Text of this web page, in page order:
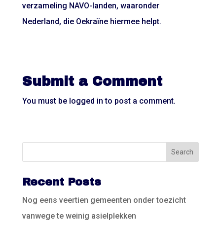
verzameling NAVO-landen, waaronder
Nederland, die Oekraïne hiermee helpt.
Submit a Comment
You must be logged in to post a comment.
Recent Posts
Nog eens veertien gemeenten onder toezicht
vanwege te weinig asielplekken